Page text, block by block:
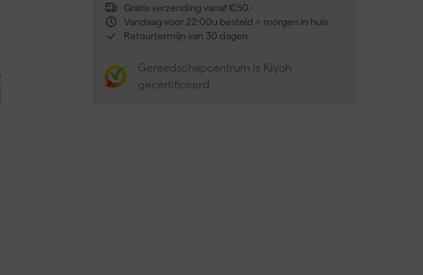
Gratis verzending vanaf €50,-
Vandaag voor 22:00u besteld = morgen in huis
Retourtermijn van 30 dagen
Gereedschapcentrum is Kiyoh
gecertificeerd